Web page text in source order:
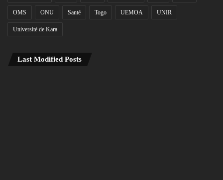
OMS ONU Santé Togo UEMOA UNIR
Université de Kara
Last Modified Posts